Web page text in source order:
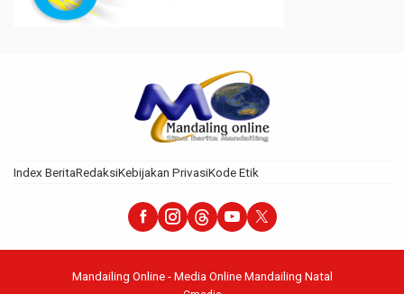
Index BeritaRedaksiKebijakan PrivasiKode Etik
Mandailing Online - Media Online Mandailing Natal